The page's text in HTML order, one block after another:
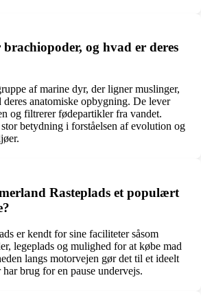
og hvad er deres
af marine dyr, der ligner muslinger,
anatomiske opbygning. De lever
og filtrerer fødepartikler fra vandet.
betydning i forståelsen af evolution og
Rasteplads et populært
er kendt for sine faciliteter såsom
legeplads og mulighed for at købe mad
langs motorvejen gør det til et ideelt
brug for en pause undervejs.